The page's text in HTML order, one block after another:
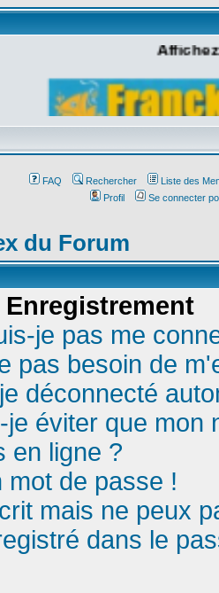
FAQ Rechercher
Liste des
Profil
Se connecter
du Forum
je pas me
pas besoin de
déconnecté
je éviter que mon
en ligne ?
de passe !
mais ne peux
dans le